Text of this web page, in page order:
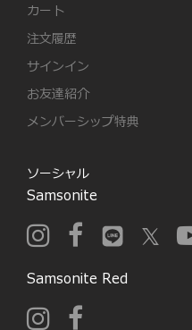
カート
注文履歴
サインイン
お友達紹介
メンバーシップ特典
ソーシャル
Samsonite
Samsonite Red